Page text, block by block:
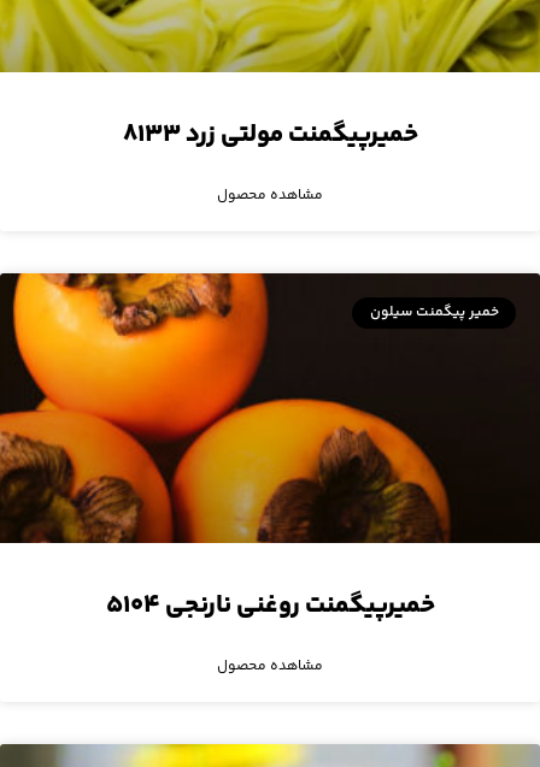
خمیرپیگمنت مولتی زرد ۸۱۳۳
مشاهده محصول
خمیر پیگمنت سیلون
خمیرپیگمنت روغنی نارنجی ۵۱۰۴
مشاهده محصول